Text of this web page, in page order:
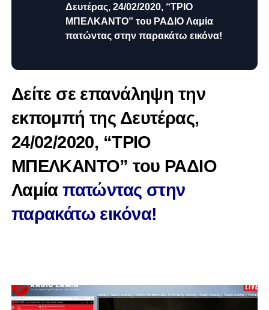
Δευτέρας, 24/02/2020, “ΤΡΙΟ
ΜΠΕΛΚΑΝΤΟ” του ΡΑΔΙΟ Λαμία
πατώντας στην παρακάτω εικόνα!
Δείτε σε επανάληψη την
εκπομπή της Δευτέρας,
24/02/2020, “ΤΡΙΟ
ΜΠΕΛΚΑΝΤΟ” του ΡΑΔΙΟ
Λαμίαπατώντας στην
παρακάτω εικόνα!